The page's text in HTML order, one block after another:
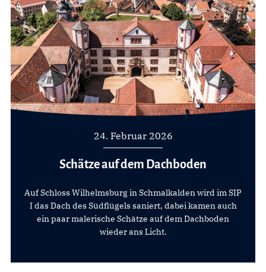
24. Februar 2026
Schätze auf dem Dachboden
Auf Schloss Wilhelmsburg in Schmalkalden wird im SIP
I das Dach des Südflügels saniert, dabei kamen auch
ein paar malerische Schätze auf dem Dachboden
wieder ans Licht.